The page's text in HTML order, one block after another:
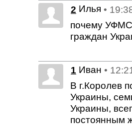
2 Илья •
почему УФМС
граждан
1 Иван •
В г.Королев
Украины,
Украины,
постоянным